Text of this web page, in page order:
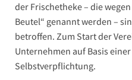
der Frischetheke – die
Beutel“ genannt werden –
betroffen. Zum Start der
Unternehmen auf Basis
Selbstverpflichtung.